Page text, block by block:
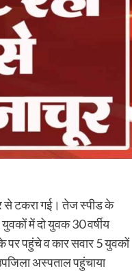
से टकरा गई। तेज स्पीड के
में दो युवक 30 वर्षीय
पर पहुंचे व कार सवार 5 युवकों
अस्पताल पहुंचाया